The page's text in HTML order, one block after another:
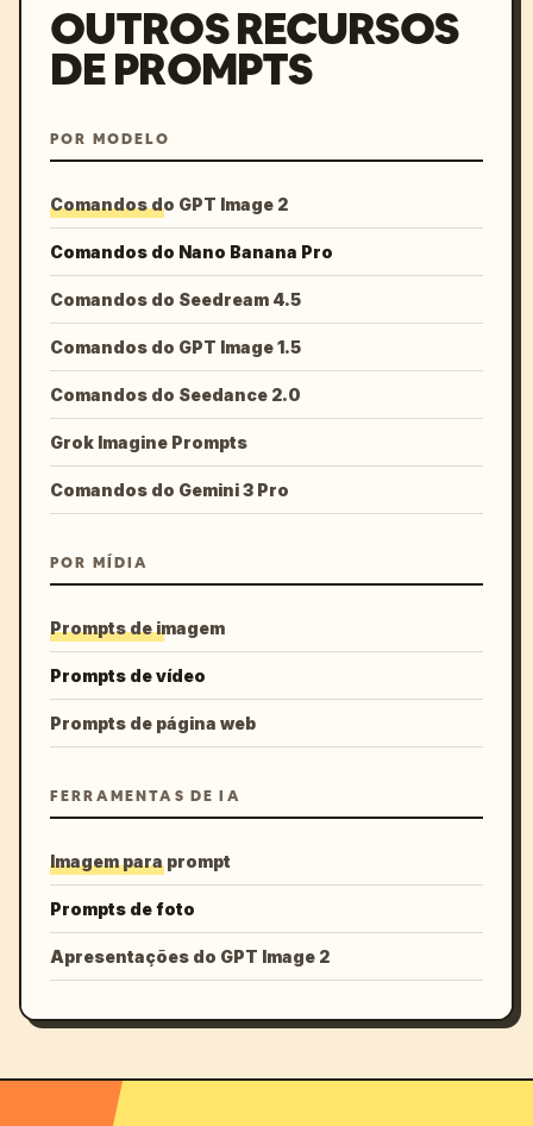
OUTROS RECURSOS
DE PROMPTS
POR MODELO
Comandos do GPT Image 2
Comandos do Nano Banana Pro
Comandos do Seedream 4.5
Comandos do GPT Image 1.5
Comandos do Seedance 2.0
Grok Imagine Prompts
Comandos do Gemini 3 Pro
POR MÍDIA
Prompts de imagem
Prompts de vídeo
Prompts de página web
FERRAMENTAS DE IA
Imagem para prompt
Prompts de foto
Apresentações do GPT Image 2